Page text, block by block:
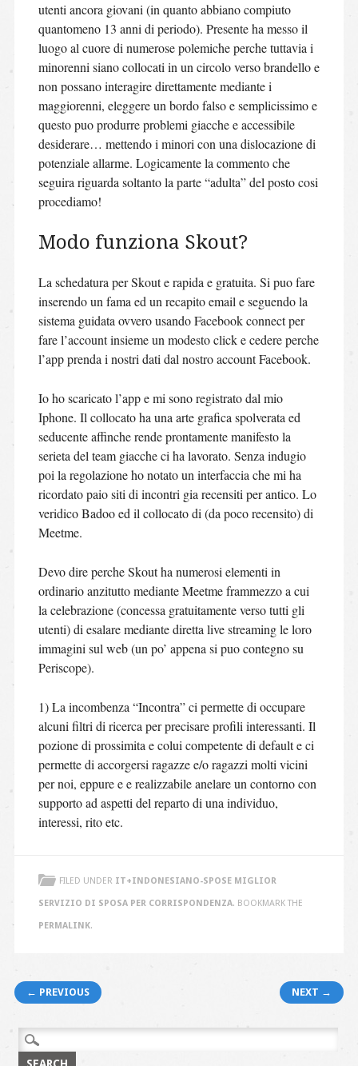
utenti ancora giovani (in quanto abbiano compiuto
quantomeno 13 anni di periodo). Presente ha messo il
luogo al cuore di numerose polemiche perche tuttavia i
minorenni siano collocati in un circolo verso brandello e
non possano interagire direttamente mediante i
maggiorenni, eleggere un bordo falso e semplicissimo e
questo puo produrre problemi giacche e accessibile
desiderare… mettendo i minori con una dislocazione di
potenziale allarme. Logicamente la commento che
seguira riguarda soltanto la parte “adulta” del posto cosi
procediamo!
Modo funziona Skout?
La schedatura per Skout e rapida e gratuita. Si puo fare
inserendo un fama ed un recapito email e seguendo la
sistema guidata ovvero usando Facebook connect per
fare l’account insieme un modesto click e cedere perche
l’app prenda i nostri dati dal nostro account Facebook.
Io ho scaricato l’app e mi sono registrato dal mio
Iphone. Il collocato ha una arte grafica spolverata ed
seducente affinche rende prontamente manifesto la
serieta del team giacche ci ha lavorato. Senza indugio
poi la regolazione ho notato un interfaccia che mi ha
ricordato paio siti di incontri gia recensiti per antico. Lo
veridico Badoo ed il collocato di (da poco recensito) di
Meetme.
Devo dire perche Skout ha numerosi elementi in
ordinario anzitutto mediante Meetme frammezzo a cui
la celebrazione (concessa gratuitamente verso tutti gli
utenti) di esalare mediante diretta live streaming le loro
immagini sul web (un po’ appena si puo contegno su
Periscope).
1) La incombenza “Incontra” ci permette di occupare
alcuni filtri di ricerca per precisare profili interessanti. Il
pozione di prossimita e colui competente di default e ci
permette di accorgersi ragazze e/o ragazzi molti vicini
per noi, eppure e e realizzabile anelare un contorno con
supporto ad aspetti del reparto di una individuo,
interessi, rito etc.
FILED UNDER IT+INDONESIANO-SPOSE MIGLIOR
SERVIZIO DI SPOSA PER CORRISPONDENZA. BOOKMARK THE
PERMALINK.
Post navigation
← PREVIOUS NEXT →
Search
for: